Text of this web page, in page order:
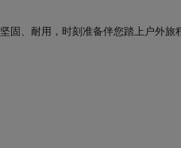
、耐用，时刻准备伴您踏上户外